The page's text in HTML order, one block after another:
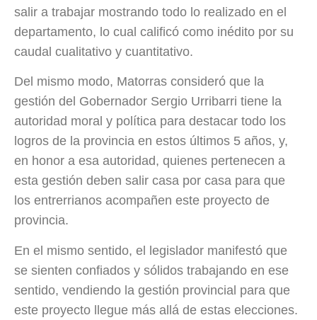
salir a trabajar mostrando todo lo realizado en el
departamento, lo cual calificó como inédito por su
caudal cualitativo y cuantitativo.
Del mismo modo, Matorras consideró que la
gestión del Gobernador Sergio Urribarri tiene la
autoridad moral y política para destacar todo los
logros de la provincia en estos últimos 5 años, y,
en honor a esa autoridad, quienes pertenecen a
esta gestión deben salir casa por casa para que
los entrerrianos acompañen este proyecto de
provincia.
En el mismo sentido, el legislador manifestó que
se sienten confiados y sólidos trabajando en ese
sentido, vendiendo la gestión provincial para que
este proyecto llegue más allá de estas elecciones.